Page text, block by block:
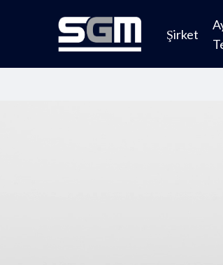
content
Şirket